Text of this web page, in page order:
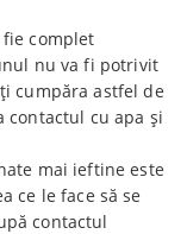
complet
nu va fi potrivit
cumpăra astfel de
contactul cu apa și
mai ieftine este
ce le face să se
contactul